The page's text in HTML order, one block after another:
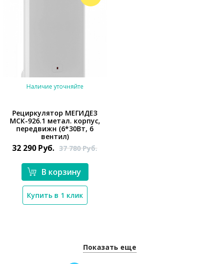
*}
Наличие уточняйте
Рециркулятор МЕГИДЕЗ
МСК-926.1 метал. корпус,
передвижн (6*30Вт, 6
вентил)
32 290 Руб. 37 780Руб.
В корзину
Купить в 1 клик
Показать еще